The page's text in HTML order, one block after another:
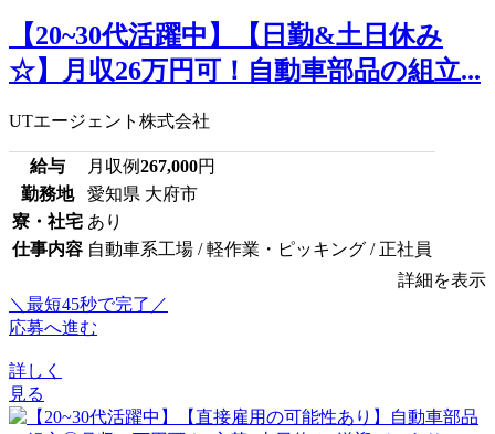
【20~30代活躍中】【日勤&土日休み
☆】月収26万円可！自動車部品の組立...
UTエージェント株式会社
給与 月収例267,000円
勤務地
愛知県 大府市
寮・社宅 あり
仕事内容 自動車系工場 / 軽作業・ピッキング / 正社員
詳細を表示
＼最短45秒で完了／
応募へ進む
詳しく
見る